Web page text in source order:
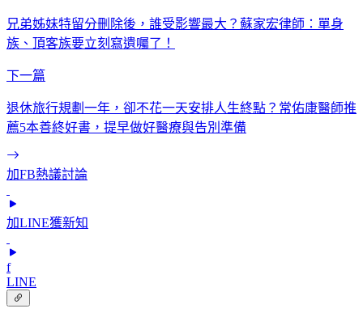
兄弟姊妹特留分刪除後，誰受影響最大？蘇家宏律師：單身
族、頂客族要立刻寫遺囑了！
下一篇
退休旅行規劃一年，卻不花一天安排人生終點？常佑康醫師推
薦5本善終好書，提早做好醫療與告別準備
加FB熱議討論
加LINE獲新知
f
LINE